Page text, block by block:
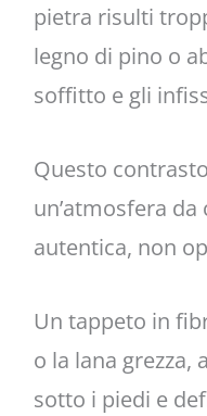
pietra risulti
legno di pino o
soffitto e gli
Questo
un’atmosfera
autentica, non
Un tappeto in
o la lana grezza,
sotto i piedi e